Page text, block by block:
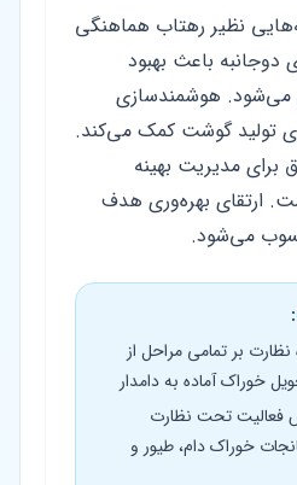
نظیر رهتاب هماهنگی
دوجانبه باعث بهبود
می‌شود. هوشمندسازی
تولید گوشت کمک می‌کند.
برای مدیریت بهینه
ارتقای بهره‌وری هدف
می‌شود.
بر تمامی مراحل از
خوراک آماده به دامدار
فعالیت تحت نظارت
خوراک دام، طیور و